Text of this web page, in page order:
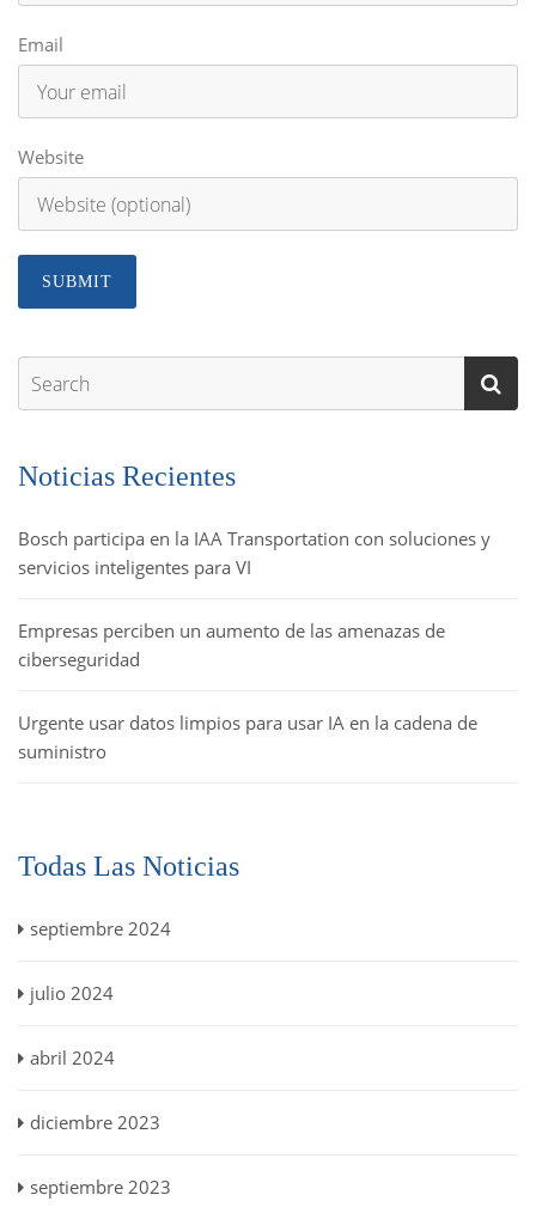
Email
Website
Noticias Recientes
Bosch participa en la IAA Transportation con soluciones y
servicios inteligentes para VI
Empresas perciben un aumento de las amenazas de
ciberseguridad
Urgente usar datos limpios para usar IA en la cadena de
suministro
Todas Las Noticias
septiembre 2024
julio 2024
abril 2024
diciembre 2023
septiembre 2023